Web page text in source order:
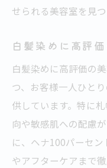
せられる美容室を見
白髪染めに高評
白髪染めに高評価の
つ、お客様一人ひと
供しています。特に
向や敏感肌への配慮
に、ヘナ100パーセ
やアフターケアまで